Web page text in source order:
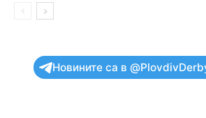
Новините са в